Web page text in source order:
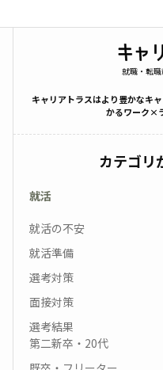
就職・転
キャリアトラスはより豊かなキ
かるワーク×
カテゴリ
就活
就活の不安
就活準備
選考対策
面接対策
選考結果
第二新卒・20代